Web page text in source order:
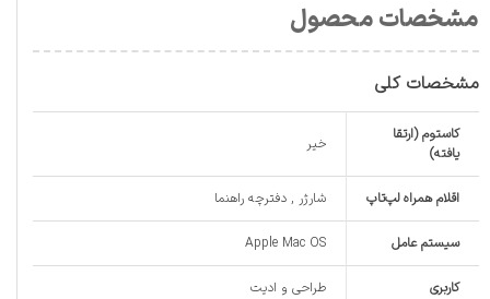
مشخصات محصول
مشخصات کلی
کاستوم (ارتقا
یافته)
خیر
اقلام همراه لپ‌تاپ شارژر , دفترچه راهنما
سیستم عامل Apple Mac OS
کاربری طراحی و ادیت